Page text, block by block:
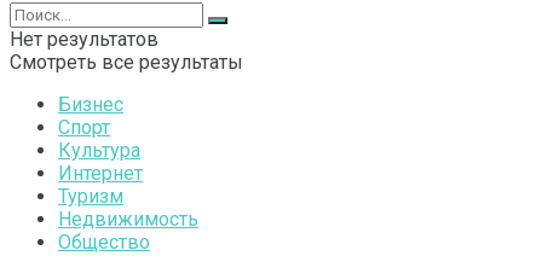
Нет результатов
Смотреть все результаты
Бизнес
Спорт
Культура
Интернет
Туризм
Недвижимость
Общество